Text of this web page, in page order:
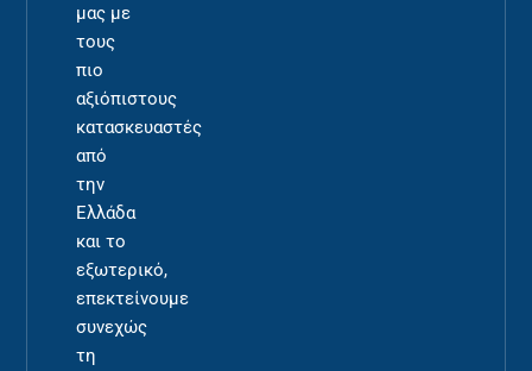
μας με
τους
πιο
αξιόπιστους
κατασκευαστές
από
την
Ελλάδα
και το
εξωτερικό,
επεκτείνουμε
συνεχώς
τη